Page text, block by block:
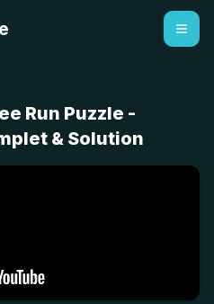
Run Puzzle -
& Solution